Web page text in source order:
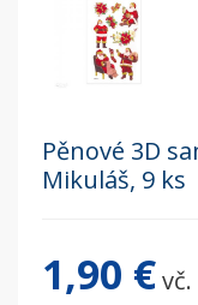
Pěnové 3D
Mikuláš, 9 ks
1,90 €vč.